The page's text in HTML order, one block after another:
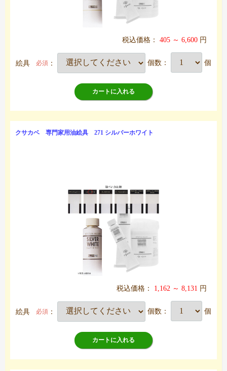
税込価格： 405 ～ 6,600 円
絵具 必須 ： 個数： 個
カートに入れる
クサカベ 専門家用油絵具 271 シルバーホワイト
税込価格： 1,162 ～ 8,131 円
絵具 必須 ： 個数： 個
カートに入れる